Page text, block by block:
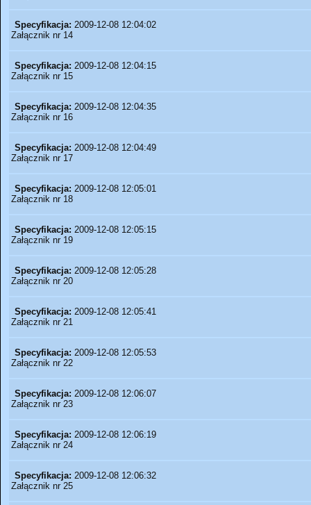
Specyfikacja: 2009-12-08 12:04:02
Załącznik nr 14
Specyfikacja: 2009-12-08 12:04:15
Załącznik nr 15
Specyfikacja: 2009-12-08 12:04:35
Załącznik nr 16
Specyfikacja: 2009-12-08 12:04:49
Załącznik nr 17
Specyfikacja: 2009-12-08 12:05:01
Załącznik nr 18
Specyfikacja: 2009-12-08 12:05:15
Załącznik nr 19
Specyfikacja: 2009-12-08 12:05:28
Załącznik nr 20
Specyfikacja: 2009-12-08 12:05:41
Załącznik nr 21
Specyfikacja: 2009-12-08 12:05:53
Załącznik nr 22
Specyfikacja: 2009-12-08 12:06:07
Załącznik nr 23
Specyfikacja: 2009-12-08 12:06:19
Załącznik nr 24
Specyfikacja: 2009-12-08 12:06:32
Załącznik nr 25